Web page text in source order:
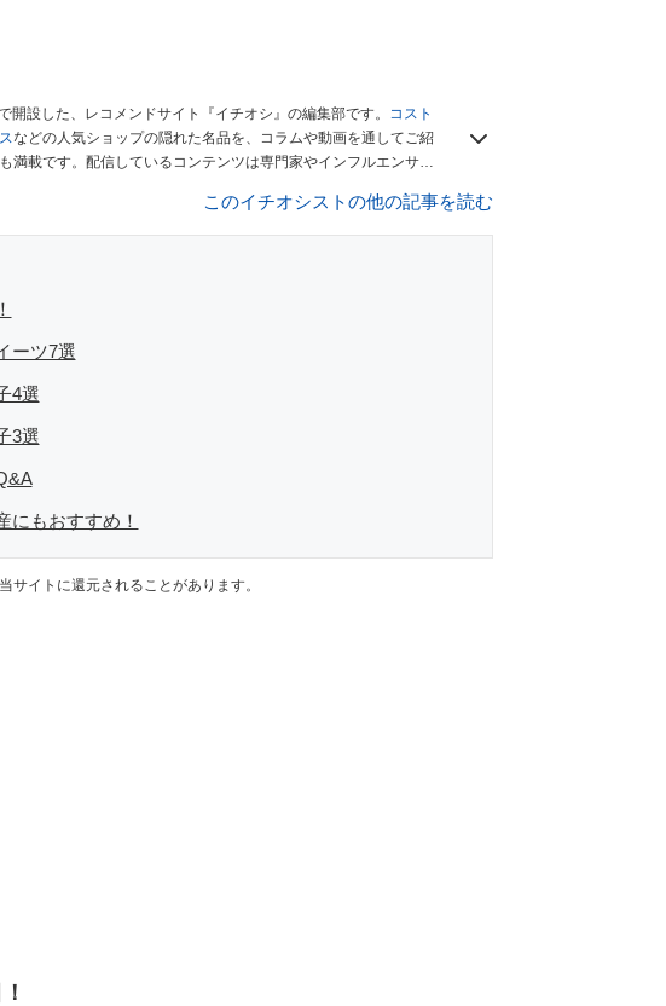
設した、レコメンドサイト『イチオシ』の編集部です。
コスト
などの人気ショップの隠れた名品を、コラムや動画を通してご紹
満載です。配信しているコンテンツは専門家やインフルエンサー
このイチオシストの他の記事を読む
ーツ7選
4選
3選
にもおすすめ！
イトに還元されることがあります。